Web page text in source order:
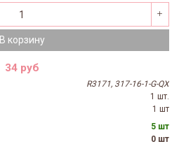
В корзину
34 руб
R3171, 317-16-1-G-QX
1 шт.
1 шт
5 шт
0 шт